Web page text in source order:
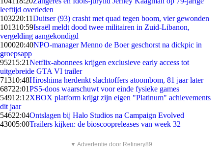
leeftijd overleden
103220:11Duitser (93) crasht met quad tegen boom, vier gewonden
101310:59Israël meldt dood twee militairen in Zuid-Libanon,
vergelding aangekondigd
100020:40NPO-manager Menno de Boer geschorst na dickpic in
groepsapp
95215:21Netflix-abonnees krijgen exclusieve early access tot
uitgebreide GTA VI trailer
71310:48Hiroshima herdenkt slachtoffers atoombom, 81 jaar later
68722:01PS5-doos waarschuwt voor einde fysieke games
54912:12XBOX platform krijgt zijn eigen "Platinum" achievements
dit jaar
54622:04Ontslagen bij Halo Studios na Campaign Evolved
43005:00Trailers kijken: de bioscoopreleases van week 32
▼ Advertentie door Refinery89